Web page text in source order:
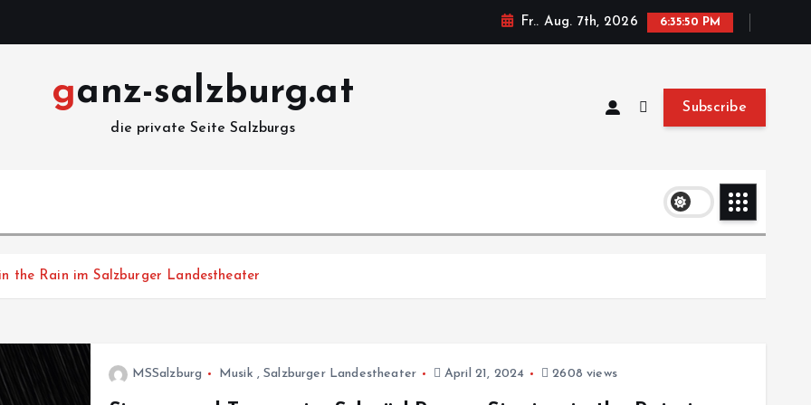
Fr.. Aug. 7th, 2026 6:35:51 PM
ganz-salzburg.at
die private Seite Salzburgs
Subscribe
the Rain im Salzburger Landestheater
MSSalzburg Musik ,Salzburger Landestheater April 21, 2024 2608 views